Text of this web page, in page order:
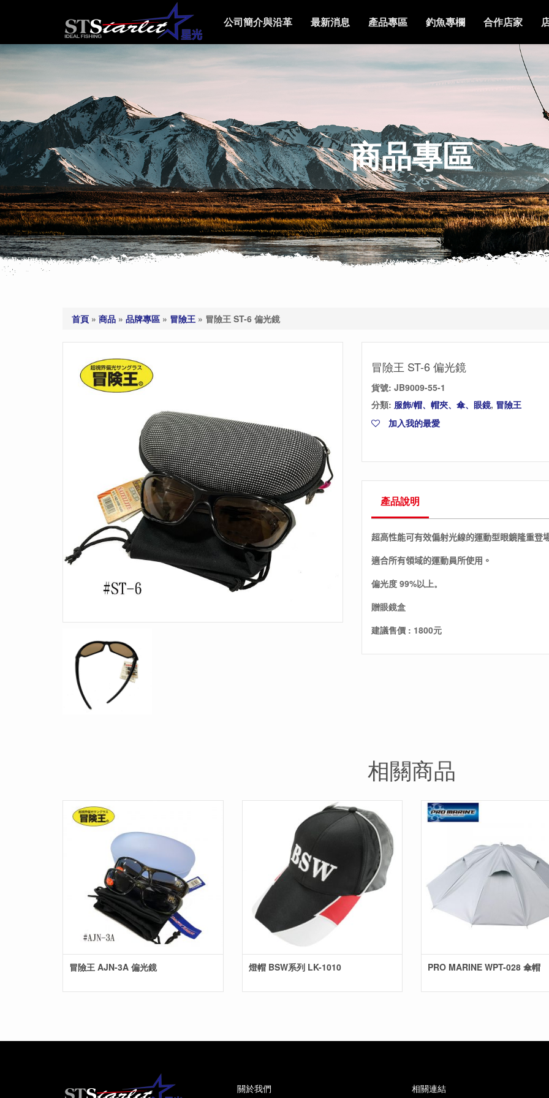
公司簡介與沿革 最新消息 產品專區 釣魚專欄 合作店家
商品專區
首頁 » 商品 » 品牌專區 » 冒險王 » 冒險王 ST-6 偏光鏡
冒險王 ST-6 偏光鏡
貨號: JB9009-55-1
分類: 服飾/帽、帽夾、傘、眼鏡, 冒險王
加入我的最愛
產品說明
超高性能可有效偏射光線的運動型眼鏡隆重登
適合所有領域的運動員所使用。
偏光度 99%以上。
贈眼鏡盒
建議售價 : 1800元
相關商品
冒險王 AJN-3A 偏光鏡 燈帽 BSW系列 LK-1010 PRO MARINE WPT-028 傘帽
關於我們 相關連結